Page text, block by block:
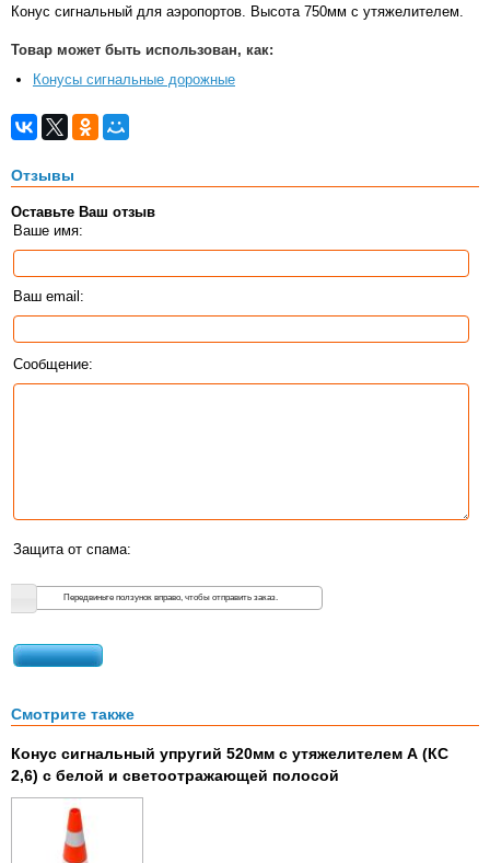
Конус сигнальный для аэропортов. Высота 750мм с утяжелителем.
Товар может быть использован, как:
Конусы сигнальные дорожные
Отзывы
Оставьте Ваш отзыв
Ваше имя:
Ваш email:
Сообщение:
Защита от спама:
Передвиньте ползунок вправо, чтобы отправить заказ.
Смотрите также
Конус сигнальный упругий 520мм с утяжелителем А (КС
2,6) с белой и светоотражающей полосой